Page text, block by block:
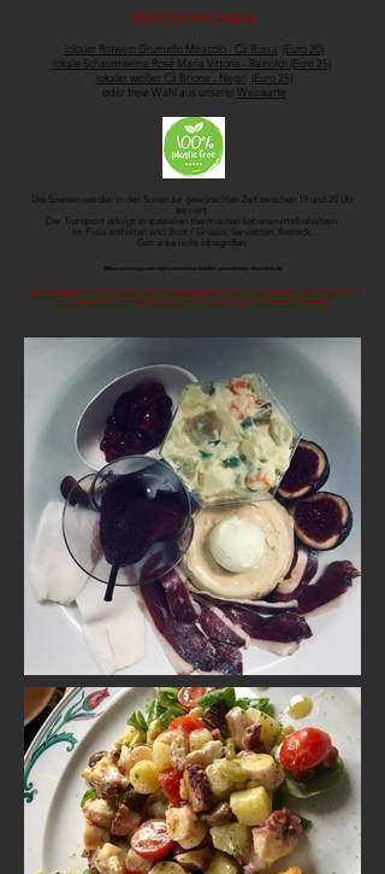
EMPFOHLENE WEINE
lokaler Rotwein Grumello Miracolo - Cà Rossa (Euro 20)
lokale Schaumweine Rosè Maria Vittoria - Rainoldi (Euro 25)
lokaler weißer Cà Brione - Negri
(Euro 25)
oder freie Wahl aus unserer Weinkarte
Die Speisen werden in den Suiten zur gewünschten Zeit zwischen 19 und 20 Uhr
serviert.
Der Transport erfolgt in speziellen thermischen Lebensmittelbehältern.
Im Preis enthalten sind Brot / Grissini, Servietten, Besteck.
Getränke nicht inbegriffen.
@Taroz sind ein typisches Veltliner Gericht aus Kartoffeln, grünen Bohnen, Käse und Butter.
INFORMATIONEN FÜR KUNDEN ÜBER DAS VORHANDENSEIN VON ZUTATEN ODER ZUSÄTZEN
IN LEBENSMITTELN TECHNOLOGIEN FÜR ALLERGENE ODER IHRE DERIVATE